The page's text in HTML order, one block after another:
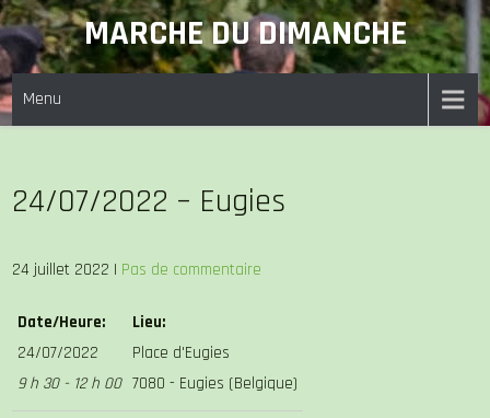
Skip
to
content
MARCHE DU DIMANCHE
Menu
24/07/2022 – Eugies
24 juillet 2022 | Pas de commentaire
Date/Heure:
24/07/2022
9 h 30 - 12 h 00
Lieu:
Place d'Eugies
7080 - Eugies (Belgique)